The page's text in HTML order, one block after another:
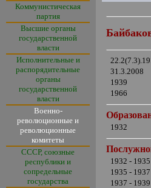
Коммунистическая
партия
Высшие органы
государственной
власти
Исполнительные и
распорядительные
органы
государственной
власти
Военно-
революционные и
революционные
комитеты
СССР, союзные
республики и
сопредельные
государства
31.3.2008
1939
1966
1932
1932 - 1935
1935 - 1937
1937 - 1939